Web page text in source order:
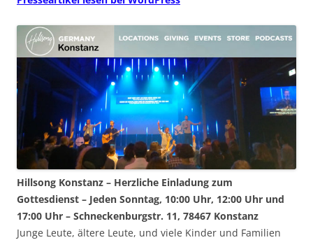
Hillsong Konstanz – Herzliche Einladung zum
Gottesdienst – Jeden Sonntag, 10:00 Uhr, 12:00 Uhr und
17:00 Uhr – Schneckenburgstr. 11, 78467 Konstanz
Junge Leute, ältere Leute, und viele Kinder und Familien